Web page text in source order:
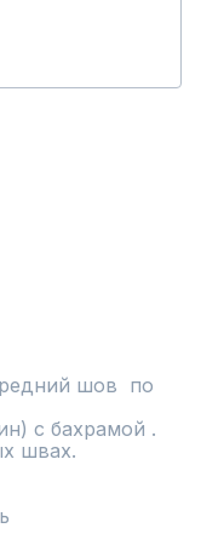
шов  по
с бахрамой .
швах.